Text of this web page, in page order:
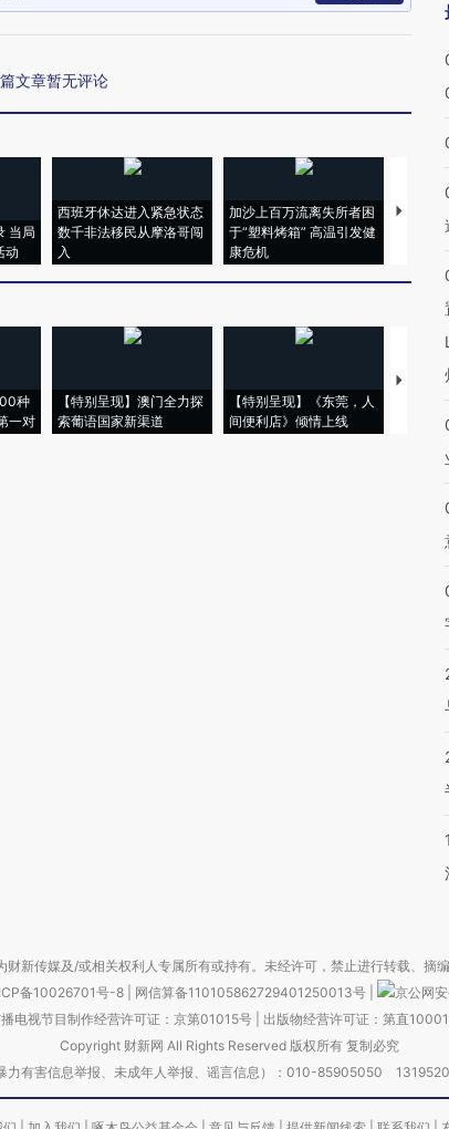
文章暂无评论
当局
动
西班牙休达进入紧急状态
数千非法移民从摩洛哥闯
入
加沙上百万流离失所者困
于“塑料烤箱” 高温引发健
康危机
视线｜
术：是
心“花
种
一对
【特别呈现】澳门全力探
索葡语国家新渠道
【特别呈现】《东莞，人
间便利店》倾情上线
【推广
会，让
财新传媒及/或相关权利人专属所有或持有。未经许可，禁止进行转载、摘
备10026701号-8 网信算备110105862729401250013号
京公网
电视节目制作经营许可证：京第01015号| 出版物经营许可证：第直
Copyright 财新网 All Rights Reserved 版权所有 复制必究
力有害信息举报、未成年人举报、谣言信息）：010-85905050